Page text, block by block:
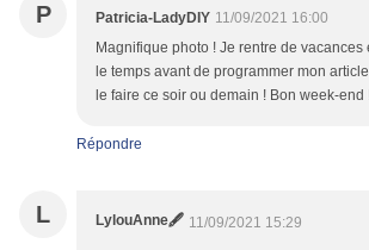
P Patricia-LadyDIY 11/09/2021 16:00
Magnifique photo ! Je rentre de vacances
le temps avant de programmer mon
le faire ce soir ou demain ! Bon week-end
Répondre
L LylouAnne🖋 11/09/2021 15:29